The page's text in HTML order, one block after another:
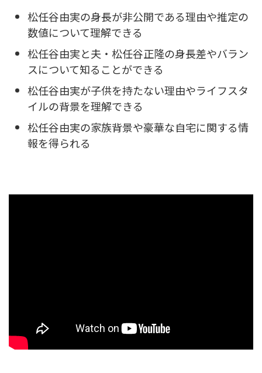
松任谷由実の身長が非公開である理由や推定の
数値について理解できる
松任谷由実と夫・松任谷正隆の身長差やバラン
スについて知ることができる
松任谷由実が子供を持たない理由やライフスタ
イルの背景を理解できる
松任谷由実の家族背景や豪華な自宅に関する情
報を得られる